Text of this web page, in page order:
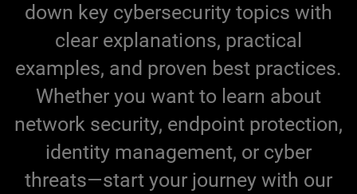
down key cybersecurity topics with
clear explanations, practical
examples, and proven best practices.
Whether you want to learn about
network security, endpoint protection,
identity management, or cyber
threats—start your journey with our